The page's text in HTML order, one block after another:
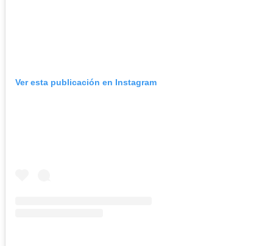
Ver esta publicación en Instagram